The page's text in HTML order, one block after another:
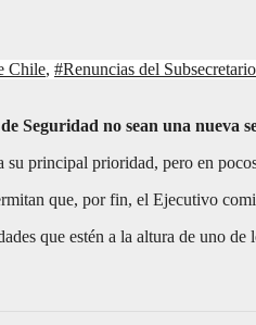
Chile, #Renuncias del
Seguridad no sean una nueva
principal prioridad, pero en
que, por fin, el Ejecutivo
que estén a la altura de uno